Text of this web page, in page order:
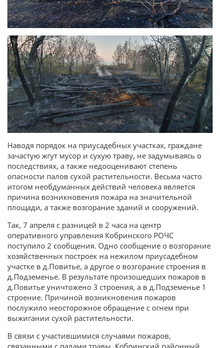
Наводя порядок на приусадебных участках, граждане
зачастую жгут мусор и сухую траву, не задумываясь о
последствиях, а также недооценивают степень
опасности палов сухой растительности. Весьма часто
итогом необдуманных действий человека является
причина возникновения пожара на значительной
площади, а также возгорание зданий и сооружений.
Так, 7 апреля с разницей в 2 часа на центр
оперативного управления Кобринского РОЧС
поступило 2 сообщения. Одно сообщение о возгорание
хозяйственных построек на нежилом приусадебном
участке в д.Повитье, а другое о возгорание строения в
д.Подземенье. В результате произошедших пожаров в
д.Повитье уничтожено 3 строения, а в д.Подземенье 1
строение. Причиной возникновения пожаров
послужило неосторожное обращение с огнем при
выжигании сухой растительности.
В связи с участившимися случаями пожаров,
связанными с палами травы, Кобринский районный